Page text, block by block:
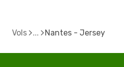
Vols Nantes - Jersey